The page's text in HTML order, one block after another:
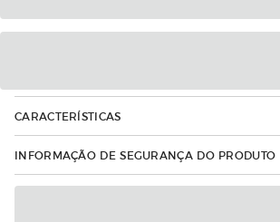
CARACTERÍSTICAS
INFORMAÇÃO DE SEGURANÇA DO PRODUTO